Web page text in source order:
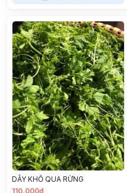
DÂY KHỔ QUA RỪNG
110.000đ